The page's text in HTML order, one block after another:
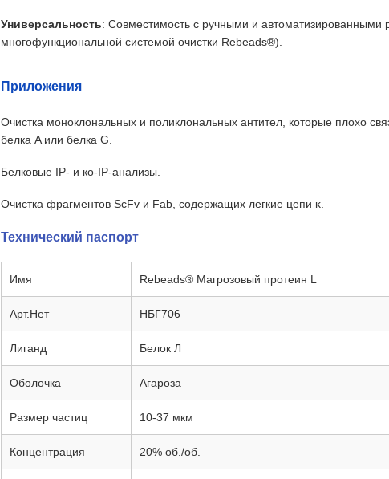
Универсальность: Совместимость с ручными и
многофункциональной системой очистки Rebeads®).
Приложения
Очистка моноклональных и поликлональных антител, которые плохо
белка A или белка G.
Белковые IP- и ко-IP-анализы.
Очистка фрагментов ScFv и Fab, содержащих легкие цепи κ.
Технический паспорт
Имя Rebeads® Магрозовый протеин L
Арт.Нет НБГ706
Лиганд Белок Л
Оболочка Агароза
Размер частиц 10-37 мкм
Концентрация 20% об./об.